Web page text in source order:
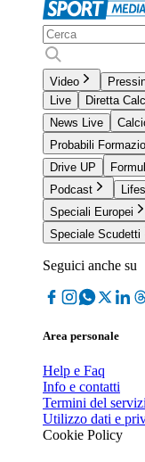
Video
Live
Diretta
News Live
Probabili
Drive UP
Podcast
Speciali Europei
Speciale Scudetti
Seguici anche su
Area personale
Help e Faq
Info e contatti
Termini del
Utilizzo dati e
Cookie Policy